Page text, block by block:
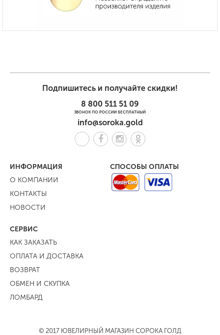
Подпишитесь и получайте скидки!
8 800 511 51 09
ЗВОНОК ПО РОССИИ БЕСПЛАТНЫЙ
info@soroka.gold
ИНФОРМАЦИЯ
О КОМПАНИИ
КОНТАКТЫ
НОВОСТИ
СПОСОБЫ ОПЛАТЫ
СЕРВИС
КАК ЗАКАЗАТЬ
ОПЛАТА И ДОСТАВКА
ВОЗВРАТ
ОБМЕН И СКУПКА
ЛОМБАРД
© 2017 ЮВЕЛИРНЫЙ МАГАЗИН СОРОКА ГОЛД